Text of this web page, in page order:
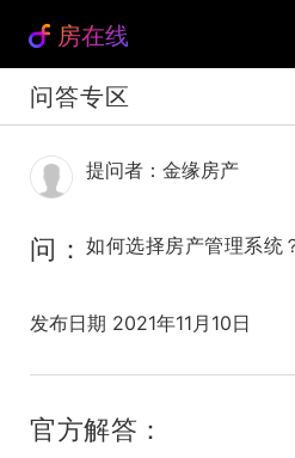
房在线
问答专区
提问者：金缘房产
问： 如何选择房产管理系统
发布日期 2021年11月10日
官方解答：